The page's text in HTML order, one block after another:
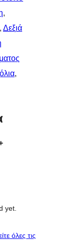
, Δεξιά
yet.
όλες τις